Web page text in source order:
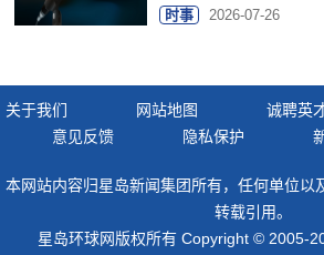
时事 2026-07-26
关于我们 网站地图 诚聘英
意见反馈
隐私保护
本网站内容归星岛新闻集团所有，任何单位以
转载引用。
星岛环球网版权所有 Copyright © 2005-